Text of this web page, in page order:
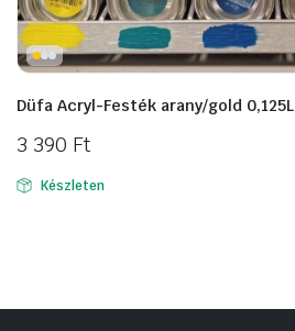
Düfa Acryl-Festék arany/gold 0,125L
3 390 Ft
Készleten